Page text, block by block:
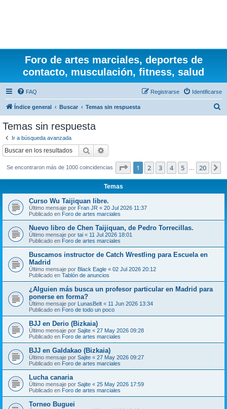
Foro de artes marciales, deportes de
contacto, musculación, fitness, salud
FAQ Identificarse
Registrarse
Índice general Buscar Temas sin respuesta
Temas sin respuesta
Ir a búsqueda avanzada
Buscar
Se encontraron más de 1000 coincidencias Página de 20
1 2 3 4 5 20
Temas
Curso Wu Taijiquan libre.
Último mensaje por Fran JR « 20 Jul 2026 11:37
Publicado en Foro de artes marciales
Nuevo libro de Chen Taijiquan, de Pedro Torrecillas.
Último mensaje por tai « 11 Jul 2026 18:01
Publicado en Foro de artes marciales
Buscamos instructor de Catch Wrestling para Escuela en
Madrid
Último mensaje por Black Eagle « 02 Jul 2026 20:12
Publicado en Tablón de anuncios
¿Alguien más busca un profesor particular en Madrid para
ponerse en forma?
Último mensaje por LunasBelt « 11 Jun 2026 13:34
Publicado en Foro de todo un poco
BJJ en Derio (Bizkaia)
Último mensaje por Sajite « 27 May 2026 09:28
Publicado en Foro de artes marciales
BJJ en Galdakao (Bizkaia)
Último mensaje por Sajite « 27 May 2026 09:27
Publicado en Foro de artes marciales
Lucha canaria
Último mensaje por Sajite « 25 May 2026 17:59
Publicado en Foro de artes marciales
Torneo Buguei